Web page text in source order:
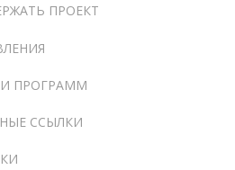
ПРОЕКТ
ПРОГРАММ
ССЫЛКИ